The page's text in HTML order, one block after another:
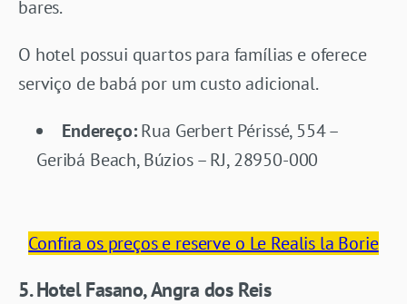
bares.
O hotel possui quartos para famílias e oferece
serviço de babá por um custo adicional.
Endereço:Rua Gerbert Périssé, 554 –
Geribá Beach, Búzios – RJ, 28950-000
Confira os preços e reserve o Le Realis la Borie
5. Hotel Fasano, Angra dos Reis